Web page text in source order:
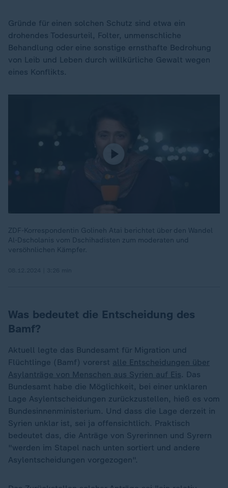
Gründe für einen solchen Schutz sind etwa ein
drohendes Todesurteil, Folter, unmenschliche
Behandlung oder eine sonstige ernsthafte Bedrohung
von Leib und Leben durch willkürliche Gewalt wegen
eines Konflikts.
ZDF-Korrespondentin Golineh Atai berichtet über den Wandel
Al-Dscholanis vom Dschihadisten zum moderaten und
versöhnlichen Kämpfer.
Was bedeutet die Entscheidung des
Bamf?
Aktuell legte das Bundesamt für Migration und
Flüchtlinge (Bamf) vorerst alle Entscheidungen über
Asylanträge von Menschen aus Syrien auf Eis. Das
Bundesamt habe die Möglichkeit, bei einer unklaren
Lage Asylentscheidungen zurückzustellen, hieß es vom
Bundesinnenministerium. Und dass die Lage derzeit in
Syrien unklar ist, sei ja offensichtlich. Praktisch
bedeutet das, die Anträge von Syrerinnen und Syrern
"werden im Stapel nach unten sortiert und andere
Asylentscheidungen vorgezogen".